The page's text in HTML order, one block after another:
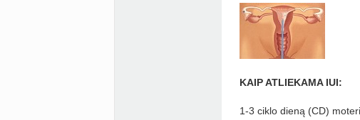
KAIP ATLIEKAMA IUI:
1-3 ciklo dieną (CD)